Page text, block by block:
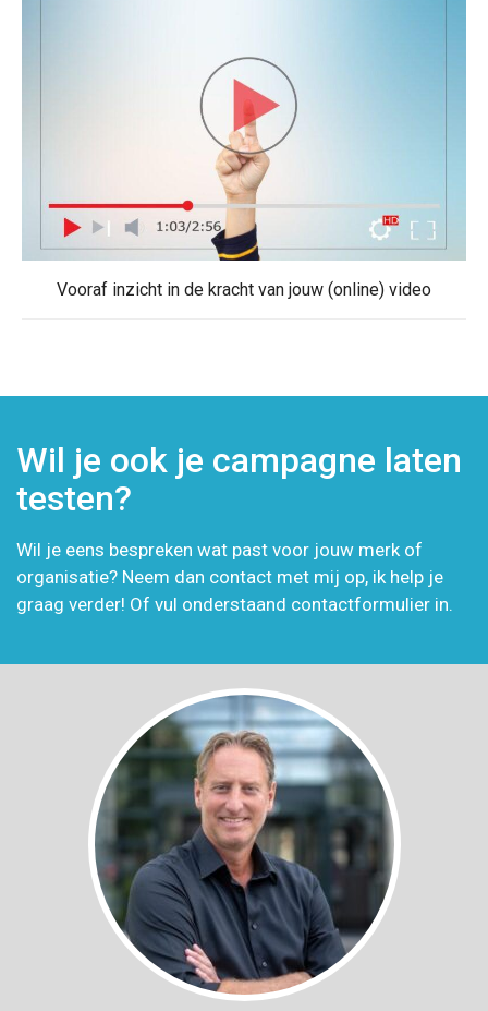
Vooraf inzicht in de kracht van jouw (online) video
Wil je ook je campagne laten
testen?
Wil je eens bespreken wat past voor jouw merk of
organisatie? Neem dan contact met mij op, ik help je
graag verder! Of vul onderstaand contactformulier in.